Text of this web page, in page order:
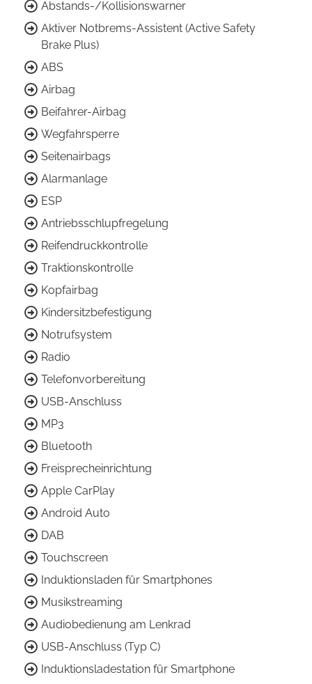
Abstands-/Kollisionswarner
Aktiver Notbrems-Assistent (Active Safety
Brake Plus)
ABS
Airbag
Beifahrer-Airbag
Wegfahrsperre
Seitenairbags
Alarmanlage
ESP
Antriebsschlupfregelung
Reifendruckkontrolle
Traktionskontrolle
Kopfairbag
Kindersitzbefestigung
Notrufsystem
Radio
Telefonvorbereitung
USB-Anschluss
MP3
Bluetooth
Freisprecheinrichtung
Apple CarPlay
Android Auto
DAB
Touchscreen
Induktionsladen für Smartphones
Musikstreaming
Audiobedienung am Lenkrad
USB-Anschluss (Typ C)
Induktionsladestation für Smartphone